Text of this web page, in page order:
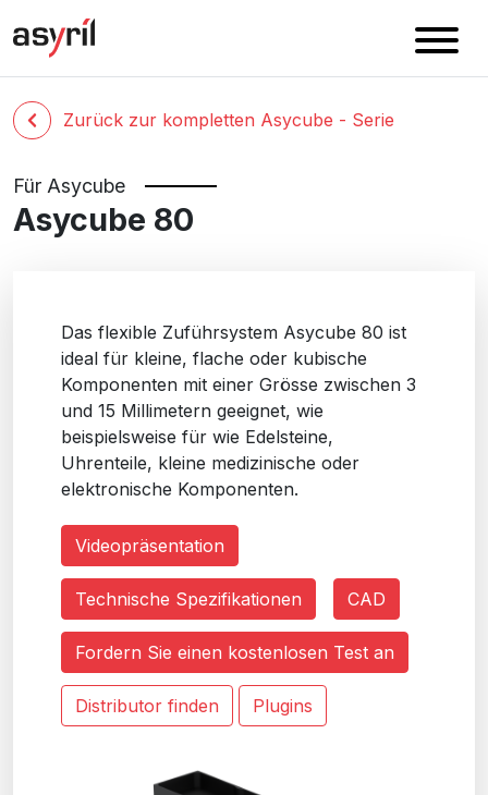
Zurück zur kompletten Asycube - Serie
Für Asycube
Asycube 80
Das flexible Zuführsystem Asycube 80 ist
ideal für kleine, flache oder kubische
Komponenten mit einer Grösse zwischen 3
und 15 Millimetern geeignet, wie
beispielsweise für wie Edelsteine,
Uhrenteile, kleine medizinische oder
elektronische Komponenten.
Videopräsentation
Technische Spezifikationen CAD
Fordern Sie einen kostenlosen Test an
Distributor finden Plugins